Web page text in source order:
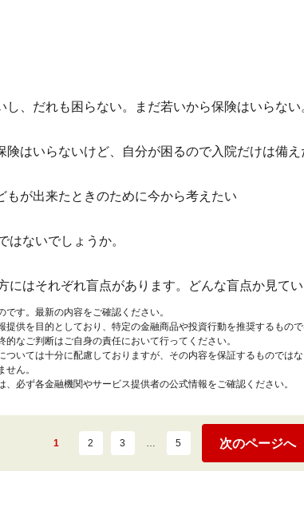
し、だれも困らない。まだ若いから保険はいらない
険はいらないけど、自分が困るので入院だけは備え
もが出来たときのために今から考えたい
はないでしょうか。
にはそれぞれ盲点があります。どんな盲点か見てい
す。最新の内容をご確認ください。
提供を目的としており、特定の金融商品や投資行動を推奨するもので
なご判断はご自身の責任において行ってください。
ついては十分に配慮しておりますが、その内容を保証するものでは
ん。
、必ず各金融機関やサービス提供者の公式情報をご確認ください。
1 2 3 … 5 次のページへ